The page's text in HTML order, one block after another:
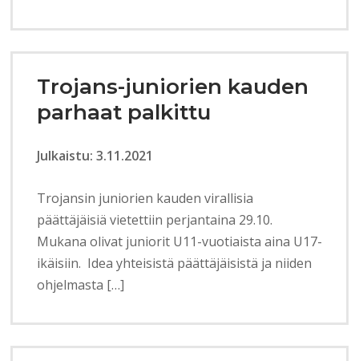
Trojans-juniorien kauden
parhaat palkittu
Julkaistu: 3.11.2021
Trojansin juniorien kauden virallisia
päättäjäisiä vietettiin perjantaina 29.10.
Mukana olivat juniorit U11-vuotiaista aina U17-
ikäisiin. Idea yhteisistä päättäjäisistä ja niiden
ohjelmasta […]